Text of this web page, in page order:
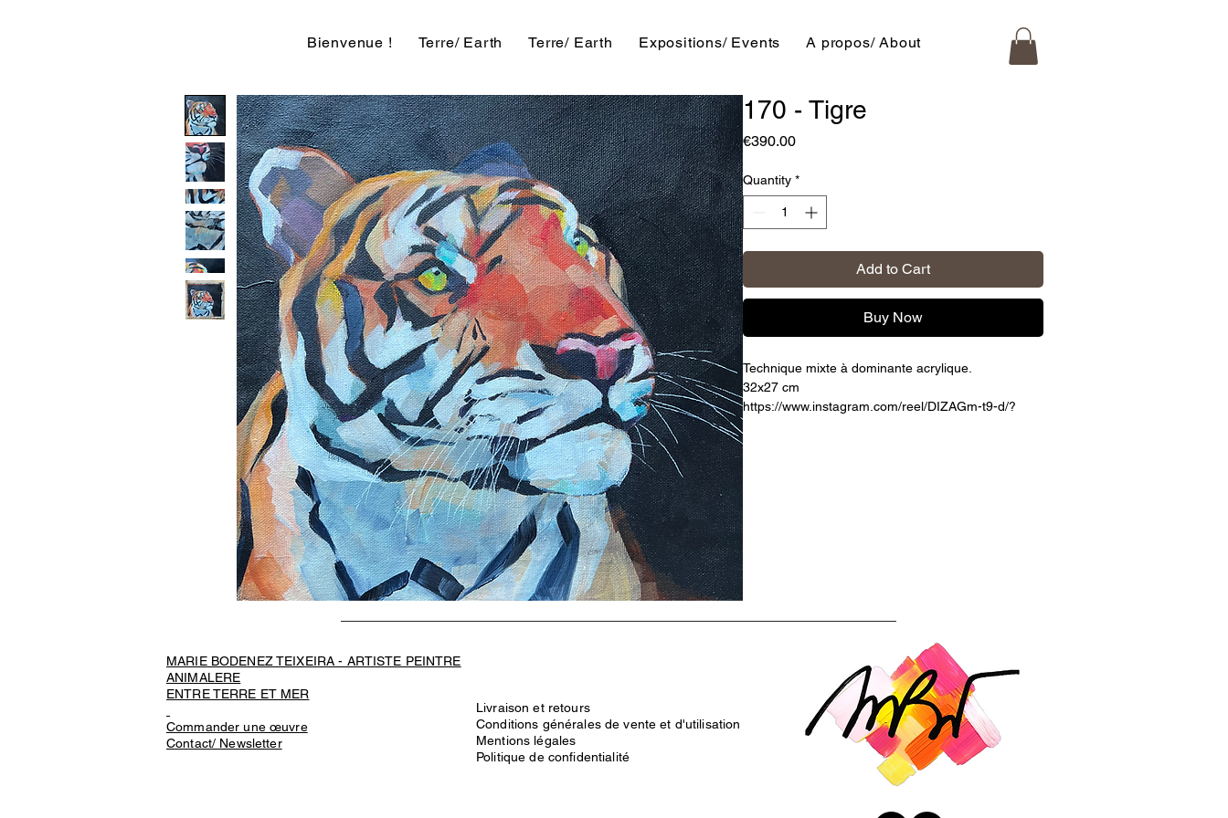
Bienvenue ! Terre/ Earth Terre/ Earth Expositions/ Events A propos/ About
170 - Tigre
€390.00Price
Quantity *
Add to Cart
Buy Now
Technique mixte à dominante acrylique.
32x27 cm
https://www.instagram.com/reel/DIZAGm-t9-d/?
MARIE BODENEZ TEIXEIRA - ARTISTE PEINTRE
ANIMALERE
ENTRE TERRE ET MER
Commander une œuvre
Contact/ Newsletter
Livraison et retours
Conditions générales de vente et d'utilisation
Mentions légales
Politique de confidentialité